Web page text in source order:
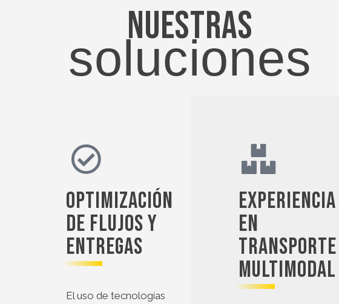
Nuestras
soluciones
Optimización
de flujos y
entregas
El uso de tecnologías
Experiencia
en
transporte
multimodal